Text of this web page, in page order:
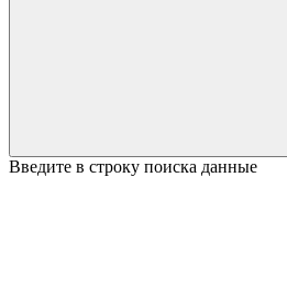
Введите в строку поиска данные